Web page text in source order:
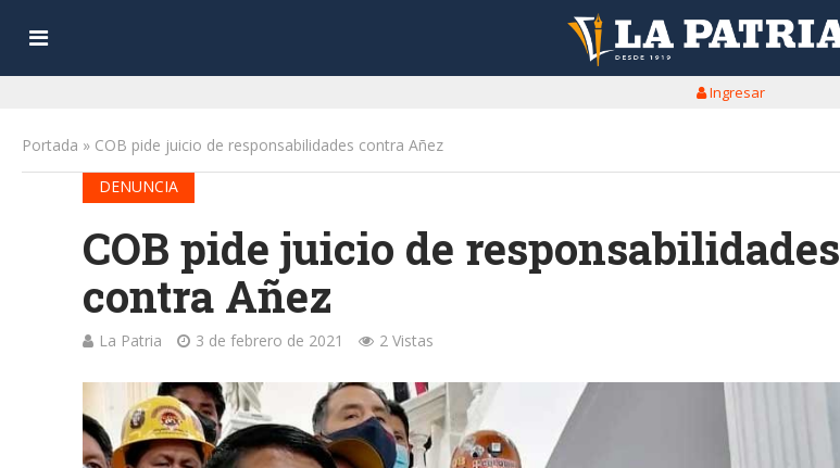
Ingresar
Portada » COB pide juicio de responsabilidades contra Añez
DENUNCIA
COB pide juicio de responsabilidades
contra Añez
La Patria 3 de febrero de 2021 2 Vistas